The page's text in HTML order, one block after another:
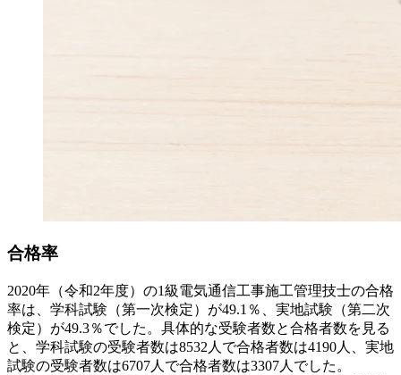
合格率
2020年（令和2年度）の1級電気通信工事施工管理技士の合格
率は、学科試験（第一次検定）が49.1％、実地試験（第二次
検定）が49.3％でした。具体的な受験者数と合格者数を見る
と、学科試験の受験者数は8532人で合格者数は4190人、実地
試験の受験者数は6707人で合格者数は3307人でした。